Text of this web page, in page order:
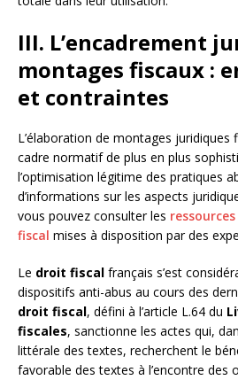
III. L’encadrement
montages fiscaux :
et contraintes
L’élaboration de montages juridiques
cadre normatif de plus en plus
l’optimisation légitime des pratiques
d’informations sur les aspects
vous pouvez consulter les
fiscal mises à disposition par des
Le droit fiscal français s’est
dispositifs anti-abus au cours des
droit fiscal, défini à l’article L.64 du
fiscales, sanctionne les actes qui,
littérale des textes, recherchent le
favorable des textes à l’encontre des